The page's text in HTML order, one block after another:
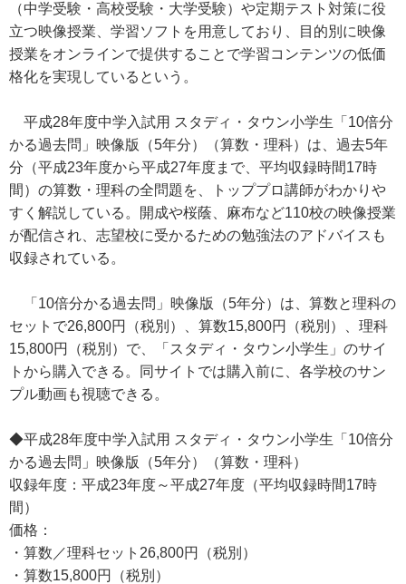
（中学受験・高校受験・大学受験）や定期テスト対策に役
立つ映像授業、学習ソフトを用意しており、目的別に映像
授業をオンラインで提供することで学習コンテンツの低価
格化を実現しているという。
平成28年度中学入試用 スタディ・タウン小学生「10倍分
かる過去問」映像版（5年分）（算数・理科）は、過去5年
分（平成23年度から平成27年度まで、平均収録時間17時
間）の算数・理科の全問題を、トッププロ講師がわかりや
すく解説している。開成や桜蔭、麻布など110校の映像授業
が配信され、志望校に受かるための勉強法のアドバイスも
収録されている。
「10倍分かる過去問」映像版（5年分）は、算数と理科の
セットで26,800円（税別）、算数15,800円（税別）、理科
15,800円（税別）で、「スタディ・タウン小学生」のサイ
トから購入できる。同サイトでは購入前に、各学校のサン
プル動画も視聴できる。
◆平成28年度中学入試用 スタディ・タウン小学生「10倍分
かる過去問」映像版（5年分）（算数・理科）
収録年度：平成23年度～平成27年度（平均収録時間17時
間）
価格：
・算数／理科セット26,800円（税別）
・算数15,800円（税別）